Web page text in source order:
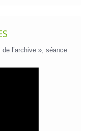
l’archive », séance